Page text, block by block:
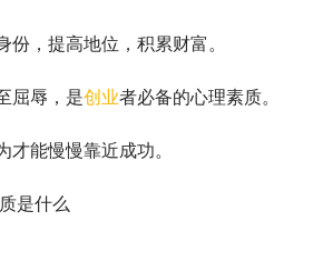
份，提高地位，积累财富。
屈辱，是创业者必备的心理素质。
能慢慢靠近成功。